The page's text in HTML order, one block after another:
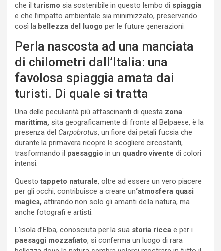
che ilturismo sia sostenibile in questo lembo di spiaggia
e che l’impatto ambientale sia minimizzato, preservando
così la bellezza del luogo per le future generazioni.
Perla nascosta ad una manciata
di chilometri dall’Italia: una
favolosa spiaggia amata dai
turisti. Di quale si tratta
Una delle peculiarità più affascinanti di questa zona
marittima, sita geograficamente di fronte al Belpaese, è la
presenza del Carpobrotus, un fiore dai petali fucsia che
durante la primavera ricopre le scogliere circostanti,
trasformando il paesaggio in un quadro vivente di colori
intensi.
Questotappeto naturale, oltre ad essere un vero piacere
per gli occhi, contribuisce a creare un‘atmosfera quasi
magica, attirando non solo gli amanti della natura, ma
anche fotografi e artisti.
L’isola d’Elba, conosciuta per la sua storia ricca e per i
paesaggi mozzafiato, si conferma un luogo di rara